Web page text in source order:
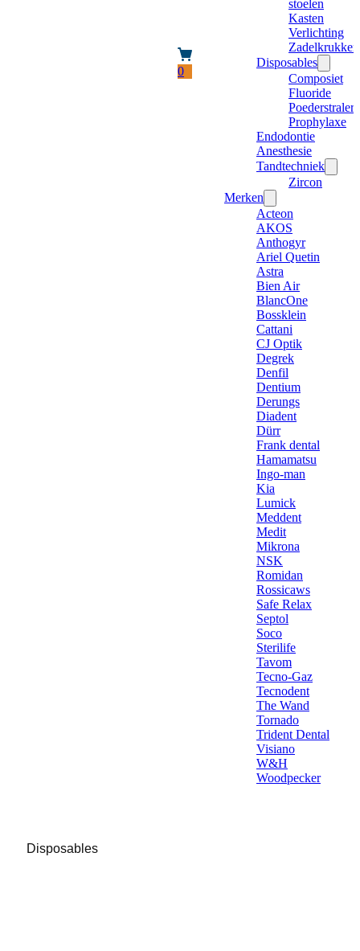
0
stoelen
Kasten
Verlichting
Zadelkrukken
Disposables
Composiet
Fluoride
Poederstraler
Prophylaxe
Endodontie
Anesthesie
Tandtechniek
Zircon
Merken
Acteon
AKOS
Anthogyr
Ariel Quetin
Astra
Bien Air
BlancOne
Bossklein
Cattani
CJ Optik
Degrek
Denfil
Dentium
Derungs
Diadent
Dürr
Frank dental
Hamamatsu
Ingo-man
Kia
Lumick
Meddent
Medit
Mikrona
NSK
Romidan
Rossicaws
Safe Relax
Septol
Soco
Sterilife
Tavom
Tecno-Gaz
Tecnodent
The Wand
Tornado
Trident Dental
Visiano
W&H
Woodpecker
Disposables